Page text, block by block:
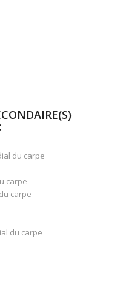
du carpe
carpe
carpe
du carpe